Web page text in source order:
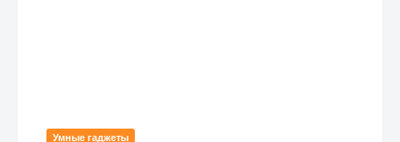
Умные гаджеты